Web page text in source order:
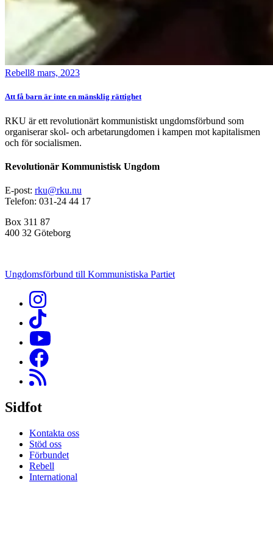
Rebell8 mars, 2023
Att få barn är inte en mänsklig rättighet
RKU är ett revolutionärt kommunistiskt ungdomsförbund som
organiserar skol- och arbetarungdomen i kampen mot kapitalismen
och för socialismen.
Revolutionär Kommunistisk Ungdom
E-post: rku@rku.nu
Telefon: 031-24 44 17
Box 311 87
400 32 Göteborg
Ungdomsförbund till Kommunistiska Partiet
Sidfot
Kontakta oss
Stöd oss
Förbundet
Rebell
International